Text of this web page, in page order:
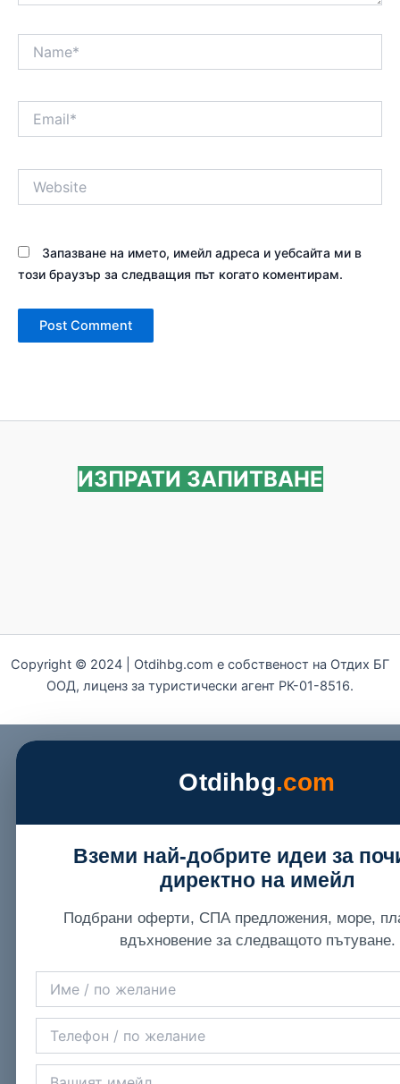
Запазване на името, имейл адреса и уебсайта ми в
този браузър за следващия път когато коментирам.
ИЗПРАТИ ЗАПИТВАНЕ
Copyright © 2024 | Otdihbg.com e собственост на Отдих БГ
ООД, лиценз за туристически агент РК-01-8516.
Otdihbg.com
Вземи най-добрите идеи за
директно на имейл
Подбрани оферти, СПА предложения, море,
вдъхновение за следващото пътуване.